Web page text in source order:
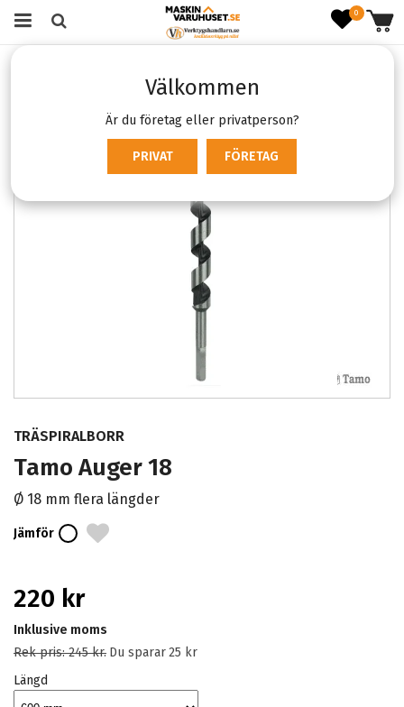
0
Välkommen
Är du företag eller privatperson?
PRIVAT FÖRETAG
Tamo Auger 18
TRÄSPIRALBORR
Tamo Auger 18
Ø 18 mm flera längder
Jämför
220 kr
Inklusive moms
Rek pris:245 kr. Du sparar25 kr
Längd